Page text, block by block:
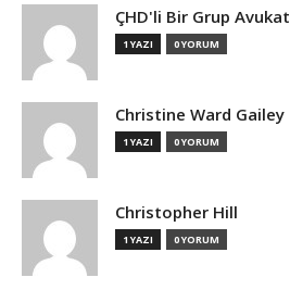
ÇHD'li Bir Grup Avukat
1 YAZI 0 YORUM
Christine Ward Gailey
1 YAZI 0 YORUM
Christopher Hill
1 YAZI 0 YORUM